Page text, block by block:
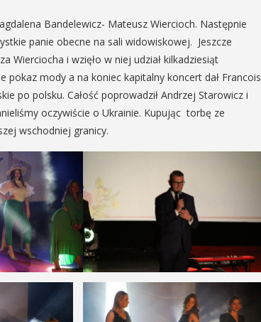
Bandelewicz- Mateusz Wiercioch. Następnie
panie obecne na sali widowiskowej. Jeszcze
Wierciocha i wzięło w niej udział kilkadziesiąt
pokaz mody a na koniec kapitalny koncert dał Francois
po polsku. Całość poprowadził Andrzej Starowicz i
oczywiście o Ukrainie. Kupując torbę ze
wschodniej granicy.